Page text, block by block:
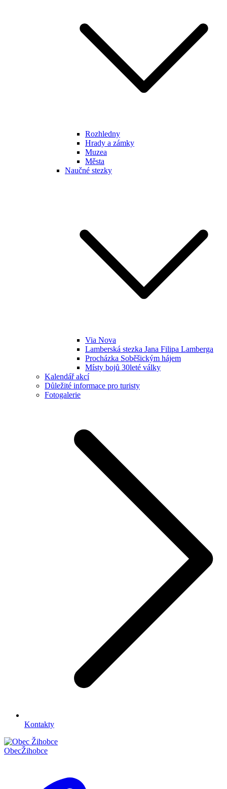
Rozhledny
Hrady a zámky
Muzea
Města
Naučné stezky
Via Nova
Lamberská stezka Jana Filipa Lamberga
Procházka Soběšickým hájem
Místy bojů 30leté války
Kalendář akcí
Důležité informace pro turisty
Fotogalerie
Kontakty
ObecŽihobce